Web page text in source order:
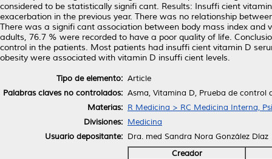
considered to be statistically signifi cant. Results: Insuffi cient
exacerbation in the previous year. There was no relationship
There was a signifi cant association between body mass index
adults, 76.7 % were recorded to have a poor quality of life.
control in the patients. Most patients had insuffi cient vitamin D
obesity were associated with vitamin D insuffi cient levels.
Tipo de elemento: Article
Palabras claves no controlados: Asma, Vitamina D, Prueba de control
Materias: R Medicina > RC Medicina Interna,
Divisiones: Medicina
Usuario depositante: Dra. med Sandra Nora González Díaz
Creador